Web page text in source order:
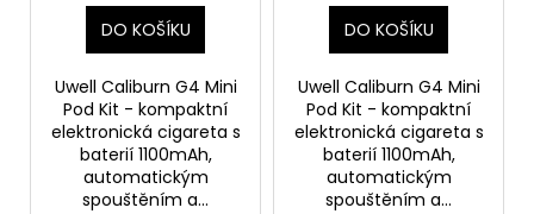
DO KOŠÍKU
Uwell Caliburn G4 Mini
Pod Kit - kompaktní
elektronická cigareta s
baterií 1100mAh,
automatickým
spouštěním a...
DO KOŠÍKU
Uwell Caliburn G4 Mini
Pod Kit - kompaktní
elektronická cigareta s
baterií 1100mAh,
automatickým
spouštěním a...